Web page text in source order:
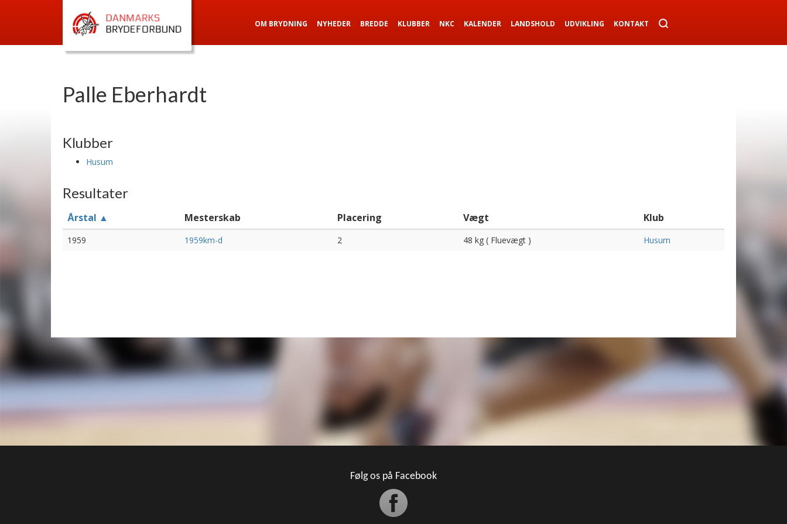
OM BRYDNING NYHEDER BREDDE KLUBBER NKC KALENDER LANDSHOLD UDVIKLING KONTAKT
Palle Eberhardt
Klubber
Husum
Resultater
Årstal ▲ Mesterskab Placering Vægt Klub
1959 1959km-d 2 48 kg ( Fluevægt ) Husum
Følg os på Facebook